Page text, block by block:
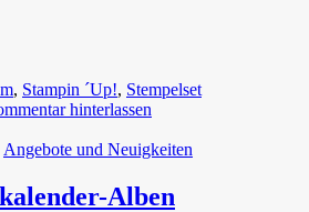
, Stampin ´Up!, Stempelset
hinterlassen
Angebote und Neuigkeiten
Alben